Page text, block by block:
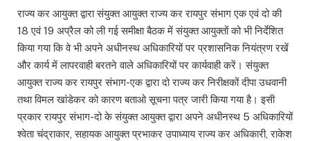
राज्य कर आयुक्त द्वारा संयुक्त आयुक्त राज्य कर रायपुर संभाग एक एवं दो की
18 एवं 19 अप्रैल को ली गई समीक्षा बैठक में संयुक्त आयुक्तों को भी निर्देशित
किया गया कि वे भी अपने अधीनस्थ अधिकारियों पर प्रशासनिक नियंत्रण रखें
और कार्य में लापरवाही बरतने वाले अधिकारियों पर कार्यवाही करें। संयुक्त
आयुक्त राज्य कर रायपुर संभाग-एक द्वारा दो राज्य कर निरीक्षकों दीपा उधवानी
तथा विमल खांडेकर को कारण बताओ सूचना पत्र जारी किया गया है। इसी
प्रकार रायपुर संभाग-दो के संयुक्त आयुक्त द्वारा अपने अधीनस्थ 5 अधिकारियों
श्वेता चंद्राकार, सहायक आयुक्त प्रभाकर उपाध्याय राज्य कर अधिकारी, राकेश